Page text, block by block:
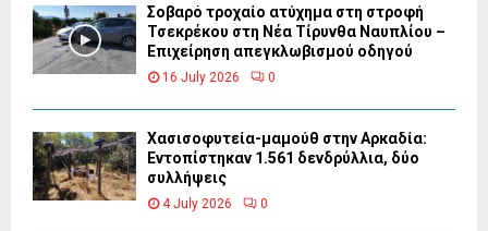
Σοβαρό τροχαίο ατύχημα στη στροφή
Τσεκρέκου στη Νέα Τίρυνθα Ναυπλίου –
Επιχείρηση απεγκλωβισμού οδηγού
16 July 2026 0
Χασισοφυτεία-μαμούθ στην Αρκαδία:
Εντοπίστηκαν 1.561 δενδρύλλια, δύο
συλλήψεις
4 July 2026 0